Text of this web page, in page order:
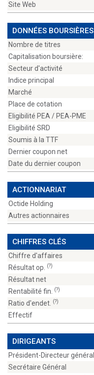
Site Web
DONNÉES BOURSIÈRES
Nombre de titres
Capitalisation boursière:
Secteur d'activité
Indice principal
Marché
Place de cotation
Eligibilité PEA / PEA-PME
Eligibilité SRD
Soumis à la TTF
Dernier coupon net
Date du dernier coupon
ACTIONNARIAT
Octide Holding
Autres actionnaires
CHIFFRES CLÉS
Chiffre d'affaires
Résultat op.
(?)
Résultat net
Rentabilité fin.
(?)
Ratio d'endet. (?)
Effectif
DIRIGEANTS
Président-Directeur général
Secrétaire Général